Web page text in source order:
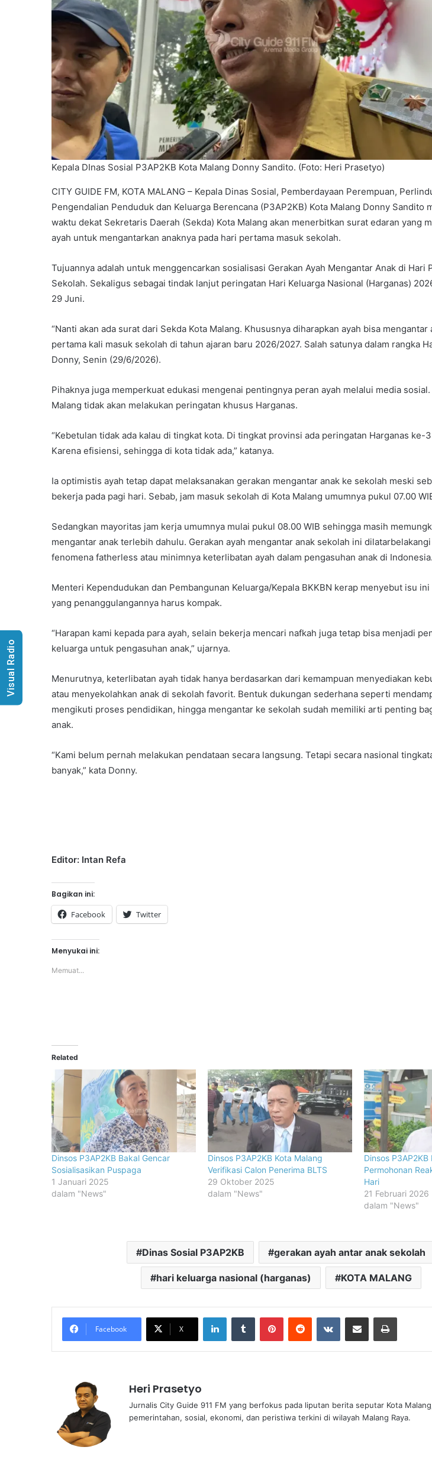
Kepala DInas Sosial P3AP2KB Kota Malang Donny Sandito. (Foto: Heri Prasetyo)
CITY GUIDE FM, KOTA MALANG – Kepala Dinas Sosial, Pemberdayaan Perempuan,
Pengendalian Penduduk dan Keluarga Berencana (P3AP2KB) Kota Malang Donny Sandito
waktu dekat Sekretaris Daerah (Sekda) Kota Malang akan menerbitkan surat edaran yang
ayah untuk mengantarkan anaknya pada hari pertama masuk sekolah.
Tujuannya adalah untuk menggencarkan sosialisasi Gerakan Ayah Mengantar Anak di Hari
Sekolah. Sekaligus sebagai tindak lanjut peringatan Hari Keluarga Nasional (Harganas)
29 Juni.
“Nanti akan ada surat dari Sekda Kota Malang. Khususnya diharapkan ayah bisa mengantar
pertama kali masuk sekolah di tahun ajaran baru 2026/2027. Salah satunya dalam rangka
Donny, Senin (29/6/2026).
Pihaknya juga memperkuat edukasi mengenai pentingnya peran ayah melalui media sosial.
Malang tidak akan melakukan peringatan khusus Harganas.
“Kebetulan tidak ada kalau di tingkat kota. Di tingkat provinsi ada peringatan Harganas ke-
Karena efisiensi, sehingga di kota tidak ada,” katanya.
Ia optimistis ayah tetap dapat melaksanakan gerakan mengantar anak ke sekolah meski
bekerja pada pagi hari. Sebab, jam masuk sekolah di Kota Malang umumnya pukul 07.00
Sedangkan mayoritas jam kerja umumnya mulai pukul 08.00 WIB sehingga masih
mengantar anak terlebih dahulu. Gerakan ayah mengantar anak sekolah ini
fenomena fatherless atau minimnya keterlibatan ayah dalam pengasuhan anak di Indonesia.
Menteri Kependudukan dan Pembangunan Keluarga/Kepala BKKBN kerap menyebut isu
yang penanggulangannya harus kompak.
“Harapan kami kepada para ayah, selain bekerja mencari nafkah juga tetap bisa menjadi
keluarga untuk pengasuhan anak,” ujarnya.
Menurutnya, keterlibatan ayah tidak hanya berdasarkan dari kemampuan menyediakan
atau menyekolahkan anak di sekolah favorit. Bentuk dukungan sederhana seperti
mengikuti proses pendidikan, hingga mengantar ke sekolah sudah memiliki arti penting
anak.
“Kami belum pernah melakukan pendataan secara langsung. Tetapi secara nasional
banyak,” kata Donny.
Editor: Intan Refa
Bagikan ini:
Facebook Twitter
Menyukai ini:
Memuat...
Related
Dinsos P3AP2KB Bakal Gencar
Sosialisasikan Puspaga
1 Januari 2025
dalam "News"
Dinsos P3AP2KB Kota Malang
Verifikasi Calon Penerima BLTS
29 Oktober 2025
dalam "News"
Dinsos
Permohonan
Hari
21 Februari 2026
dalam "News"
Dinas Sosial P3AP2KB gerakan ayah antar anak sekolah
hari keluarga nasional (harganas) KOTA MALANG
Facebook X
LinkedInTumblr PinterestReddit VKontakteShare via Email Print
Heri Prasetyo
Jurnalis City Guide 911 FM yang berfokus pada liputan berita seputar Kota
pemerintahan, sosial, ekonomi, dan peristiwa terkini di wilayah Malang Raya.
Visual Radio